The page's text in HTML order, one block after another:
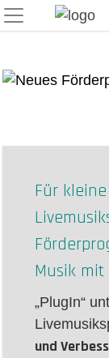
Skip
to
Für
Musik mit
„PlugIn“
und